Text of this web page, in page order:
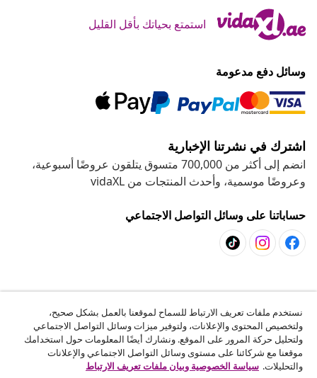
استمتع بحياتك بأقل القليل
وسائل دفع مدعومة
اشترك في نشرتنا الإخبارية
انضم إلى أكثر من 700,000 متسوق يتلقون عروضًا أسبوعية،
وعروضًا موسمية، وأحدث المنتجات من vidaXL
حساباتنا على وسائل التواصل الاجتماعي
المشاريع
نستخدم ملفات تعريف الارتباط للسماح لموقعنا بالعمل بشكل صحيح،
ولتخصيص المحتوى والإعلانات، ولتوفير ميزات وسائل التواصل الاجتماعي
ولتحليل حركة المرور على الموقع. ونشارك أيضًا المعلومات حول استخدامك
موقعنا مع شركائنا على مستوى وسائل التواصل الاجتماعي والإعلانات
والتحليلات. سياسة الخصوصية وبيان ملفات تعريف الارتباط